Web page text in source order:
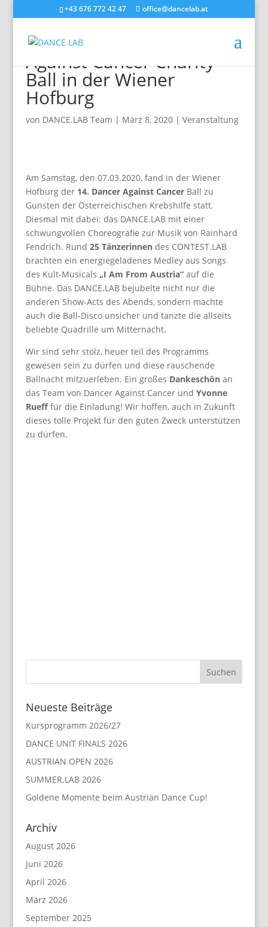
+43 676 772 42 47 office@dancelab.at
Gastauftritt beim Dancer
Against Cancer Charity
Ball in der Wiener
Hofburg
von DANCE.LAB Team | März 8, 2020| Veranstaltung
Am Samstag, den 07.03.2020, fand in der Wiener
Hofburg der 14. Dancer Against CancerBall zu
Gunsten der Österreichischen Krebshilfe statt.
Diesmal mit dabei: das DANCE.LAB mit einer
schwungvollen Choreografie zur Musik von Rainhard
Fendrich. Rund 25 Tänzerinnendes CONTEST.LAB
brachten ein energiegeladenes Medley aus Songs
des Kult-Musicals „I Am From Austria“auf die
Bühne. Das DANCE.LAB bejubelte nicht nur die
anderen Show-Acts des Abends, sondern machte
auch die Ball-Disco unsicher und tanzte die allseits
beliebte Quadrille um Mitternacht.
Wir sind sehr stolz, heuer teil des Programms
gewesen sein zu dürfen und diese rauschende
Ballnacht mitzuerleben. Ein großes Dankeschönan
das Team von Dancer Against Cancer und Yvonne
Ruefffür die Einladung! Wir hoffen, auch in Zukunft
dieses tolle Projekt für den guten Zweck unterstützen
zu dürfen.
Neueste Beiträge
Kursprogramm 2026/27
DANCE UNIT FINALS 2026
AUSTRIAN OPEN 2026
SUMMER.LAB 2026
Goldene Momente beim Austrian Dance Cup!
Archiv
August 2026
Juni 2026
April 2026
März 2026
September 2025